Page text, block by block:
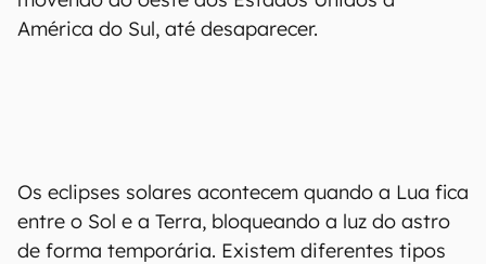
América do Sul, até desaparecer.
Os eclipses solares acontecem quando a Lua fica
entre o Sol e a Terra, bloqueando a luz do astro
de forma temporária. Existem diferentes tipos